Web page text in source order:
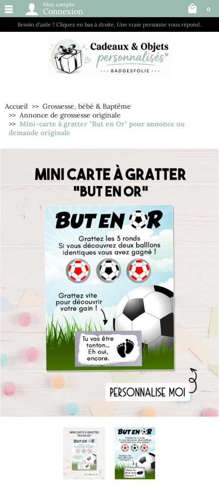
Besoin d’aide ? Cliquez en bas à droite. Une vraie personne vous répond.
Mon compte
Connexion 0
Accueil
Grossesse, bébé & Baptême
Annonce de grossesse originale
Mini-carte à gratter "But en Or" pour annonce ou
demande originale